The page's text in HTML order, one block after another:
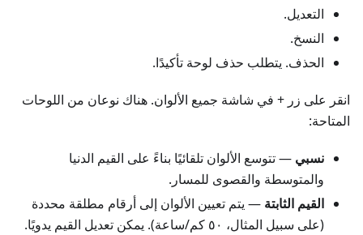
التعديل.
النسخ.
الحذف. يتطلب حذف لوحة تأكيدًا.
انقر على زر + في شاشة جميع الألوان. هناك نوعان من اللوحات
المتاحة:
نسبي — تتوسع الألوان تلقائيًا بناءً على القيم الدنيا
والمتوسطة والقصوى للمسار.
القيم الثابتة — يتم تعيين الألوان إلى أرقام مطلقة محددة
(على سبيل المثال، ٥٠ كم/ساعة). يمكن تعديل القيم يدويًا.